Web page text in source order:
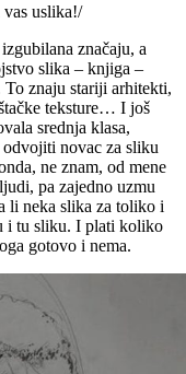
vas uslika!/
značaju, a
slika – knjiga –
znaju stariji arhitekti,
teksture… I još
srednja klasa,
novac za sliku
ne znam, od mene
pa zajedno uzmu
li neka slika za toliko i
i tu sliku. I plati koliko
gotovo i nema.